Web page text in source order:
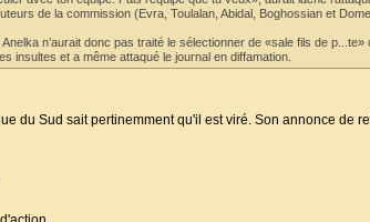
de la commission (Evra, Toulalan, Abidal, Boghossian et
n’aurait donc pas traité le sélectionner de «sale fils de p...te»
insultes et a même attaqué le journal en diffamation.
du Sud sait pertinemment qu'il est viré. Son annonce de